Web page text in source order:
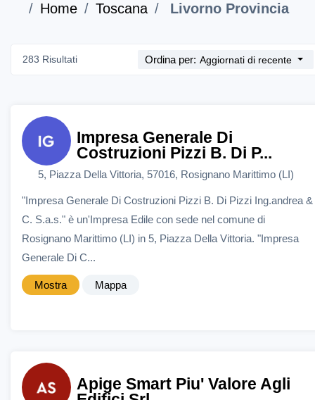
Home Toscana Livorno Provincia
283 Risultati Ordina per: Aggiornati di recente
Impresa Generale Di
Costruzioni Pizzi B. Di P...
5, Piazza Della Vittoria, 57016, Rosignano Marittimo (LI)
"Impresa Generale Di Costruzioni Pizzi B. Di Pizzi Ing.andrea &
C. S.a.s." è un'Impresa Edile con sede nel comune di
Rosignano Marittimo (LI) in 5, Piazza Della Vittoria. "Impresa
Generale Di C...
Mostra Mappa
Apige Smart Piu' Valore Agli